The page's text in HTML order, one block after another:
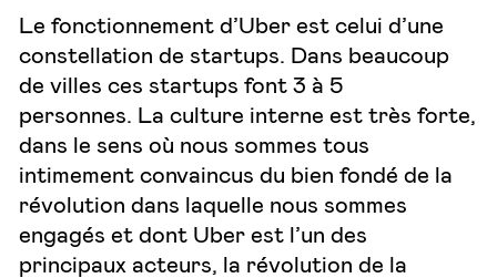
Le fonctionnement d’Uber est celui d’une
constellation de startups. Dans beaucoup
de villes ces startups font 3 à 5
personnes. La culture interne est très forte,
dans le sens où nous sommes tous
intimement convaincus du bien fondé de la
révolution dans laquelle nous sommes
engagés et dont Uber est l’un des
principaux acteurs, la révolution de la